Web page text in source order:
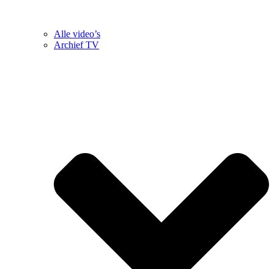
Alle video’s
Archief TV